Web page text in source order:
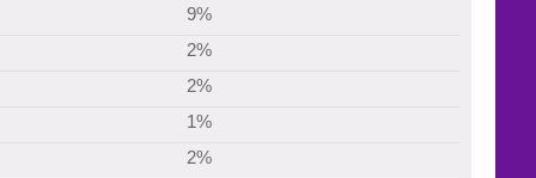
9%
2%
2%
1%
2%